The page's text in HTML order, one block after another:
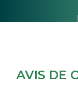
AVIS DE